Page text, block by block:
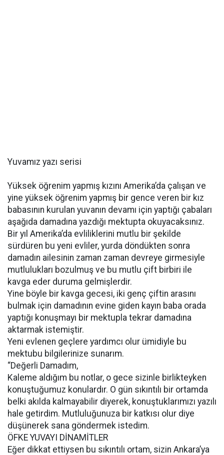
Yuvamız yazı serisi
Yüksek öğrenim yapmış kızını Amerika’da çalışan ve
yine yüksek öğrenim yapmış bir gence veren bir kız
babasının kurulan yuvanın devamı için yaptığı çabaları
aşağıda damadına yazdığı mektupta okuyacaksınız.
Bir yıl Amerika’da evliliklerini mutlu bir şekilde
sürdüren bu yeni evliler, yurda döndükten sonra
damadın ailesinin zaman zaman devreye girmesiyle
mutlulukları bozulmuş ve bu mutlu çift birbiri ile
kavga eder duruma gelmişlerdir.
Yine böyle bir kavga gecesi, iki genç çiftin arasını
bulmak için damadının evine giden kayın baba orada
yaptığı konuşmayı bir mektupla tekrar damadına
aktarmak istemiştir.
Yeni evlenen geçlere yardımcı olur ümidiyle bu
mektubu bilgilerinize sunarım.
“Değerli Damadım,
Kaleme aldığım bu notlar, o gece sizinle birlikteyken
konuştuğumuz konulardır. O gün sıkıntılı bir ortamda
belki akılda kalmayabilir diyerek, konuştuklarımızı yazılı
hale getirdim. Mutluluğunuza bir katkısı olur diye
düşünerek sana göndermek istedim.
ÖFKE YUVAYI DİNAMİTLER
Eğer dikkat ettiysen bu sıkıntılı ortam, sizin Ankara’ya